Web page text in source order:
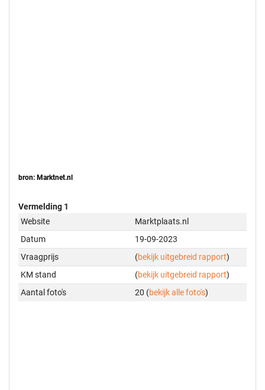
bron: Marktnet.nl
Vermelding 1
Website
Marktplaats.nl
Datum
19-09-2023
Vraagprijs
(bekijk uitgebreid rapport)
KM stand
(bekijk uitgebreid rapport)
Aantal foto's
20 (bekijk alle foto's)